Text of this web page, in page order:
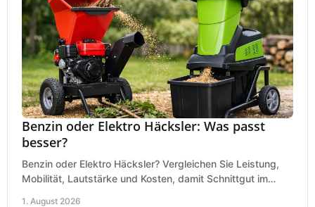
Benzin oder Elektro Häcksler: Was passt
besser?
Benzin oder Elektro Häcksler? Vergleichen Sie Leistung,
Mobilität, Lautstärke und Kosten, damit Schnittgut im
1. August 2026